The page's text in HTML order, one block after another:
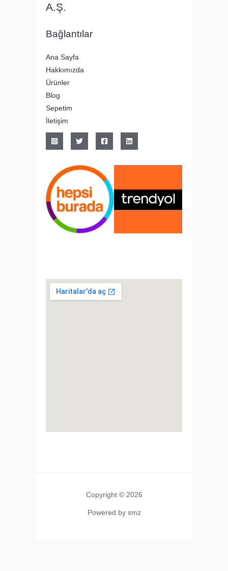
A.Ş.
Bağlantılar
Ana Sayfa
Hakkımızda
Ürünler
Blog
Sepetim
İletişim
Copyright © 2026
Powered by smz